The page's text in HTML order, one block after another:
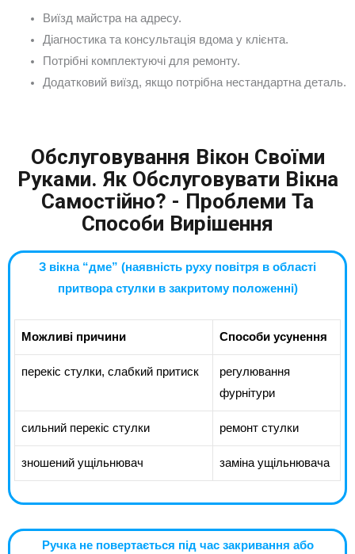
Виїзд майстра на адресу.
Діагностика та консультація вдома у клієнта.
Потрібні комплектуючі для ремонту.
Додатковий виїзд, якщо потрібна нестандартна деталь.
Обслуговування Вікон Своїми
Руками. Як Обслуговувати Вікна
Самостійно? - Проблеми Та
Способи Вирішення
З вікна “дме” (наявність руху повітря в області
притвора стулки в закритому положенні)
Можливі причини Способи усунення
перекіс стулки, слабкий притиск
регулювання
фурнітури
сильний перекіс стулки ремонт стулки
зношений ущільнювач заміна ущільнювача
Ручка не повертається під час закривання або